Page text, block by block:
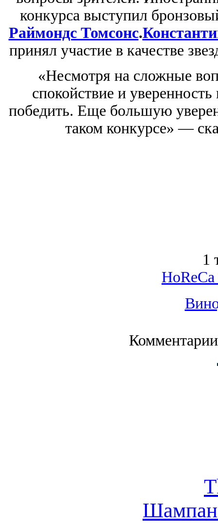
конкурса выступил
Раймондс Томсонс.
принял участие в качестве
«Несмотря на сложные
спокойствие и
победить. Еще большую
таком конкурсе» —
1